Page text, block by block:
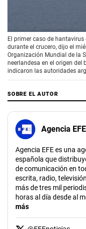
El primer caso de
durante el crucero, dijo el
Organización Mundial de la
neerlandesa en el origen del
indicaron las autoridades
SOBRE EL AUTOR
Agencia EFE
Agencia EFE es una
española que
de comunicación en
escrita, radio,
más de tres mil
horas al día desde al
más